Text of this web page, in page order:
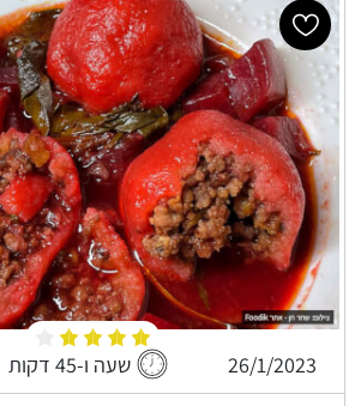
26/1/2023 שעה ו-45 דקות